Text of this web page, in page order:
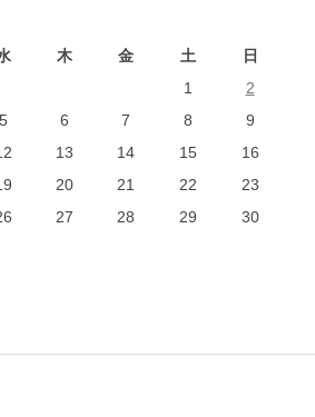
木 金 土 日
1
2
5 6 7 8
9
13 14 15
16
20 21 22
23
27 28 29
30